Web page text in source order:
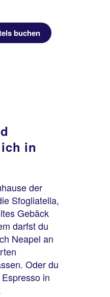
buchen
in
der
Sfogliatella,
Gebäck
darfst du
Neapel an
Oder du
in